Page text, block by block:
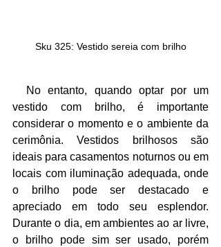
Sku 325: Vestido sereia com brilho
vestido com brilho, é importante
considerar o momento e o ambiente da
cerimônia. Vestidos brilhosos são
ideais para casamentos noturnos ou em
locais com iluminação adequada, onde
o brilho pode ser destacado e
apreciado em todo seu esplendor.
Durante o dia, em ambientes ao ar livre,
o brilho pode sim ser usado, porém